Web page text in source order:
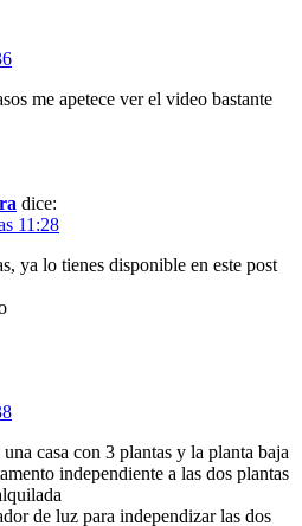
me apetece ver el video bastante
dice:
11:28
ya lo tienes disponible en este post
casa con 3 plantas y la planta baja
independiente a las dos plantas
de luz para independizar las dos